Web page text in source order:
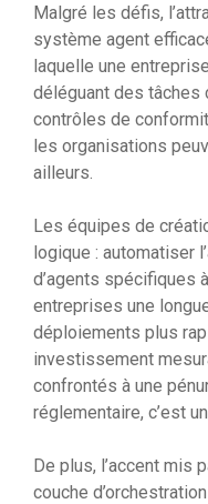
Malgré les défis,
système agent
laquelle une
déléguant des
contrôles de
les organisations
ailleurs.
Les équipes de
logique : automatiser
d’agents spécifiques
entreprises une
déploiements plus
investissement
confrontés à une
réglementaire, c’est
De plus, l’accent mis
couche